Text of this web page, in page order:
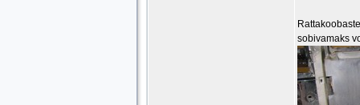
sobivamaks